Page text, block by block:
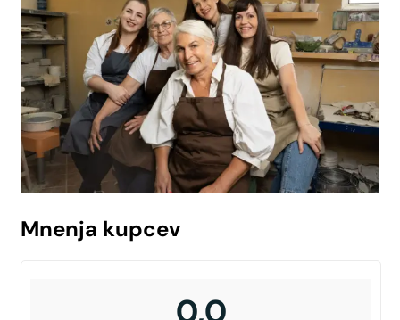
Mnenja kupcev